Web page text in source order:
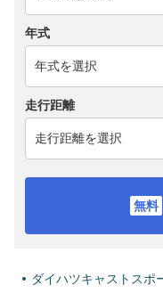
年式
走行距離
ダイハツキャストスポ